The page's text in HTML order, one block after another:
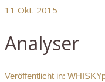
11 Okt. 2015
Analyser
Veröffentlicht in: